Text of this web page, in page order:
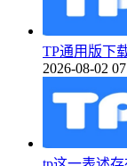
TP通用版下
2026-08-02